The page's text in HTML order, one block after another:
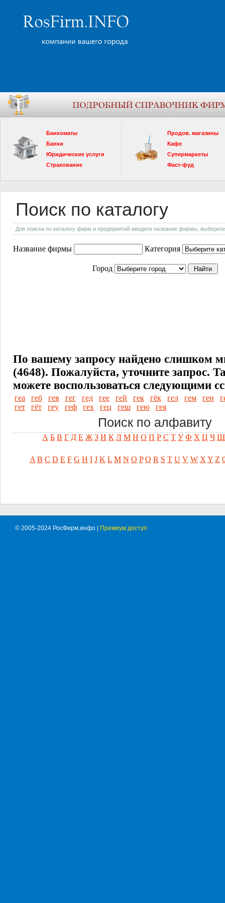
Банкоматы
Банки
Юридические услуги
Страхование
Продов. магазины
Кафе
Супермаркеты
Фаст-фуд
Поиск по каталогу
Для поиска по каталогу фирм и предприятий введите название фирмы, выберите
Название фирмы Категория
Город
По вашему запросу найдено слишком
(4648). Пожалуйста, уточните запрос.
можете воспользоваться следующими
геа геб гев гег гед гее гей гек гёк гел гем ген
гет
гёт геу геф гех гец геш гею гея
Поиск по алфавиту
А Б В Г Д Е Ж З И К Л М Н О П Р С Т У Ф Х Ц Ч Ш
A B C D E F G H I J K L M N O P Q R S T U V W X Y Z
© 2005-2024 РосФирм.инфо | Премиум доступ